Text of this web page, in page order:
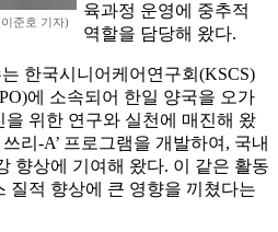
준호 기자)
육과정 운영에 중추적
역할을 담당해 왔다.
한국시니어케어연구회(KSCS)
에 소속되어 한일 양국을 오가
위한 연구와 실천에 매진해 왔
리-A’ 프로그램을 개발하여, 국내
향상에 기여해 왔다. 이 같은 활동
질적 향상에 큰 영향을 끼쳤다는